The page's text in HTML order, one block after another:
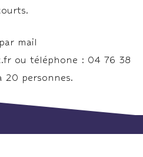
mail
ou téléphone : 04 76 38
20 personnes.